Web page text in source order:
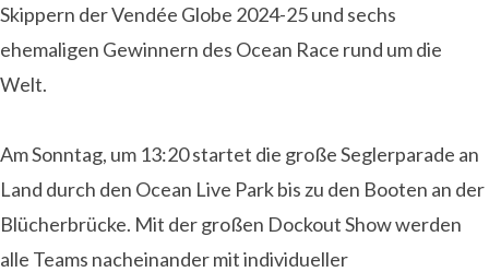
Skippern der Vendée Globe 2024-25 und sechs
ehemaligen Gewinnern des Ocean Race rund um die
Welt.
Am Sonntag, um 13:20 startet die große Seglerparade an
Land durch den Ocean Live Park bis zu den Booten an der
Blücherbrücke. Mit der großen Dockout Show werden
alle Teams nacheinander mit individueller